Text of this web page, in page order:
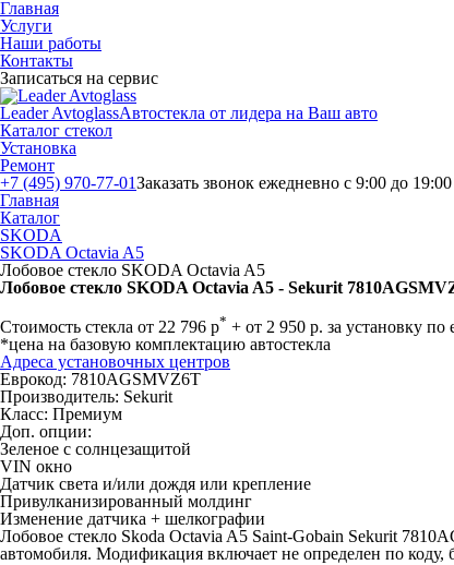
Главная
Услуги
Наши работы
Контакты
Записаться на сервис
Leader AvtoglassАвтостекла от лидера на Ваш авто
Каталог стекол
Установка
Ремонт
+7 (495) 970-77-01Заказать звонок ежедневно с 9:00 до 19:00
Главная
Каталог
SKODA
SKODA Octavia A5
Лобовое стекло SKODA Octavia A5
Лобовое стекло SKODA Octavia A5 - Sekurit
Стоимость стекла от 22 796 р* + от 2 950 р. за установку по
*цена на базовую комплектацию автостекла
Адреса установочных центров
Еврокод: 7810AGSMVZ6T
Производитель: Sekurit
Класс: Премиум
Доп. опции:
Зеленое с солнцезащитой
VIN окно
Датчик света и/или дождя или крепление
Привулканизированный молдинг
Изменение датчика + шелкографии
Лобовое стекло Skoda Octavia A5 Saint-Gobain Sekurit
автомобиля. Модификация включает не определен по коду,